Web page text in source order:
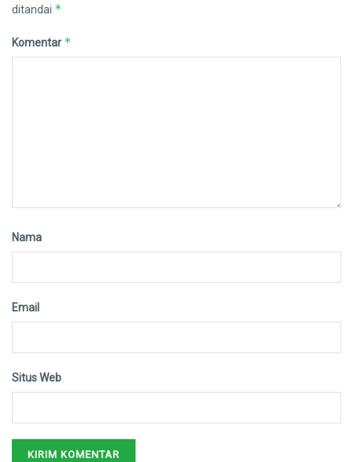
ditandai *
Komentar *
Nama
Email
Situs Web